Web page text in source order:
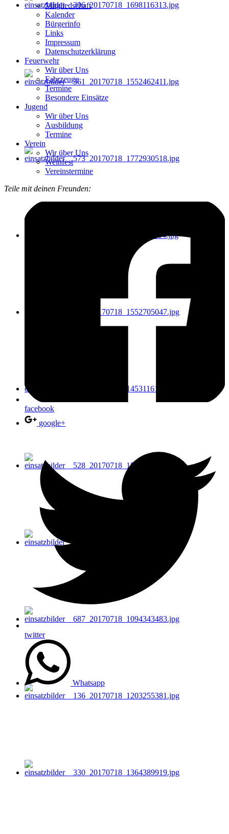
Mitgliedschaft
Kalender
Bürgerinfo
Links
Impressum
Datenschutzerklärung
Feuerwehr
Wir über Uns
Fahrzeuge
Termine
Besondere Einsätze
Jugend
Wir über Uns
Ausbildung
Termine
Verein
Wir über Uns
Weinfest
Vereinstermine
Teile mit deinen Freunden:
facebook
google+
twitter
Whatsapp